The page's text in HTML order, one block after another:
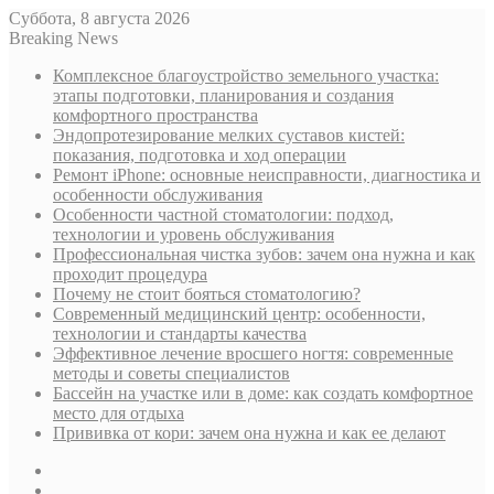
Суббота, 8 августа 2026
Breaking News
Комплексное благоустройство земельного участка:
этапы подготовки, планирования и создания
комфортного пространства
Эндопротезирование мелких суставов кистей:
показания, подготовка и ход операции
Ремонт iPhone: основные неисправности, диагностика и
особенности обслуживания
Особенности частной стоматологии: подход,
технологии и уровень обслуживания
Профессиональная чистка зубов: зачем она нужна и как
проходит процедура
Почему не стоит бояться стоматологию?
Современный медицинский центр: особенности,
технологии и стандарты качества
Эффективное лечение вросшего ногтя: современные
методы и советы специалистов
Бассейн на участке или в доме: как создать комфортное
место для отдыха
Прививка от кори: зачем она нужна и как ее делают